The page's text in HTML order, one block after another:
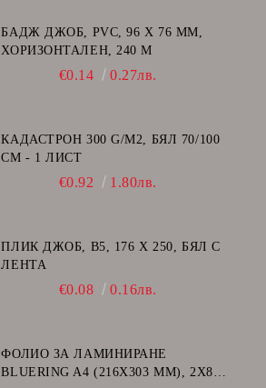
БАДЖ ДЖОБ, PVC, 96 Х 76 ММ,
ХОРИЗОНТАЛЕН, 240 Μ
€0.14 0.27лв.
КАДАСТРОН 300 G/M2, БЯЛ 70/100
СМ - 1 ЛИСТ
€0.92 1.80лв.
ПЛИК ДЖОБ, В5, 176 Х 250, БЯЛ С
ЛЕНТА
€0.08 0.16лв.
ФОЛИО ЗА ЛАМИНИРАНЕ
BLUERING A4 (216X303 MM), 2X80